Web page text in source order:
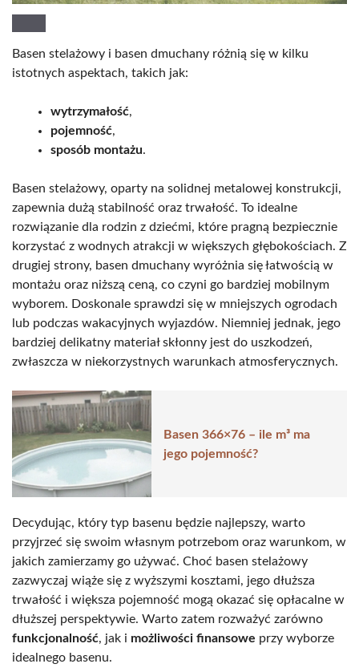
Basen stelażowy i basen dmuchany różnią się w kilku
istotnych aspektach, takich jak:
wytrzymałość,
pojemność,
sposób montażu.
Basen stelażowy, oparty na solidnej metalowej konstrukcji,
zapewnia dużą stabilność oraz trwałość. To idealne
rozwiązanie dla rodzin z dziećmi, które pragną bezpiecznie
korzystać z wodnych atrakcji w większych głębokościach. Z
drugiej strony, basen dmuchany wyróżnia się łatwością w
montażu oraz niższą ceną, co czyni go bardziej mobilnym
wyborem. Doskonale sprawdzi się w mniejszych ogrodach
lub podczas wakacyjnych wyjazdów. Niemniej jednak, jego
bardziej delikatny materiał skłonny jest do uszkodzeń,
zwłaszcza w niekorzystnych warunkach atmosferycznych.
Basen 366×76 – ile m³ ma
jego pojemność?
Decydując, który typ basenu będzie najlepszy, warto
przyjrzeć się swoim własnym potrzebom oraz warunkom, w
jakich zamierzamy go używać. Choć basen stelażowy
zazwyczaj wiąże się z wyższymi kosztami, jego dłuższa
trwałość i większa pojemność mogą okazać się opłacalne w
dłuższej perspektywie. Warto zatem rozważyć zarówno
funkcjonalność, jak i możliwości finansowe przy wyborze
idealnego basenu.